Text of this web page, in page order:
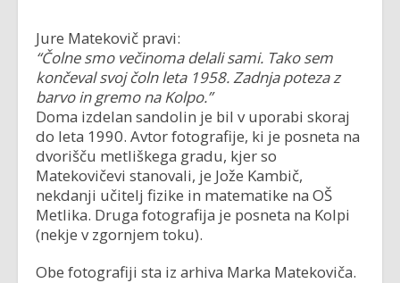
Jure Matekovič pravi:
“Čolne smo večinoma delali sami. Tako sem
končeval svoj čoln leta 1958. Zadnja poteza z
barvo in gremo na Kolpo.”
Doma izdelan sandolin je bil v uporabi skoraj
do leta 1990. Avtor fotografije, ki je posneta na
dvorišču metliškega gradu, kjer so
Matekovičevi stanovali, je Jože Kambič,
nekdanji učitelj fizike in matematike na OŠ
Metlika. Druga fotografija je posneta na Kolpi
(nekje v zgornjem toku).
Obe fotografiji sta iz arhiva Marka Matekoviča.